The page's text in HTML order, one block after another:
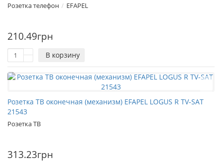
Розетка телефон EFAPEL
210.49грн
В корзину
Розетка ТВ оконечная (механизм) EFAPEL LOGUS R TV-SAT
21543
Розетка ТВ
313.23грн